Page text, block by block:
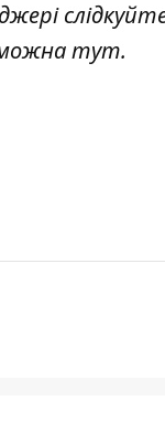
тут.